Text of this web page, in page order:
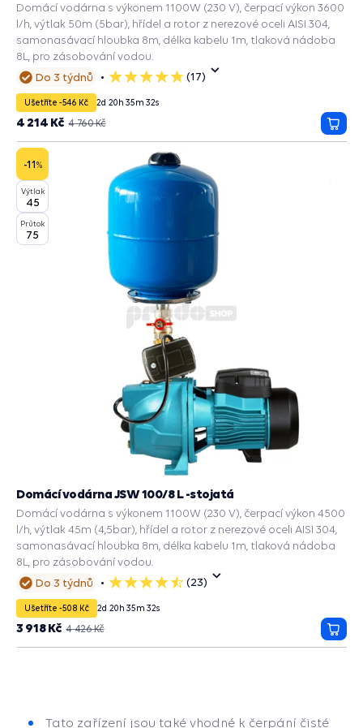
Do 3 týdnů
5
(17)
Domácí vodárna s výkonem 1100W (230 V), čerpací výkon 3600
l/h, výtlak 50m (5bar), hřídel a rotor z nerezové oceli AISI 304,
samonasávací hloubka 8m, délka kabelu 1m, tlaková nádoba
8L, pro zásobování vodou.
Ušetříte -546 Kč 2d 20h 35m 31s
4 760 Kč
4 214 Kč
do
-11%
Výtlak
45
Průtok
75
Do 3 týdnů
5
(23)
Domácí vodárna JSW 100/8 L -stojatá
Domácí vodárna s výkonem 1100W (230 V), čerpací výkon 4500
l/h, výtlak 45m (4,5bar), hřídel a rotor z nerezové oceli AISI 304,
samonasávací hloubka 8m, délka kabelu 1m, tlaková nádoba
8L, pro zásobování vodou.
Ušetříte -508 Kč 2d 20h 35m 31s
4 426 Kč
3 918 Kč
do
Tato zařízení jsou také vhodné k čerpání čisté